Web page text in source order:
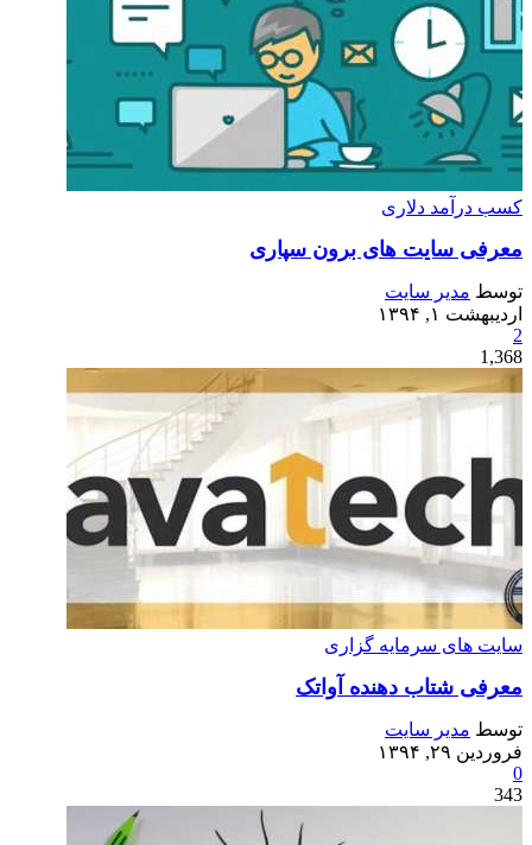
کسب درآمد دلاری
معرفی سایت های برون سپاری
توسط مدیر سایت
اردیبهشت ۱, ۱۳۹۴
2
1,368
سایت های سرمایه گزاری
معرفی شتاب دهنده آواتک
توسط مدیر سایت
فروردین ۲۹, ۱۳۹۴
0
343